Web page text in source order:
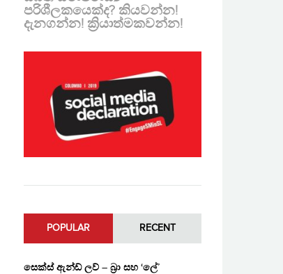
පරිශීලකයෙක්ද? කියවන්න!
දැනගන්න! ක්‍රියාත්මකවන්න!
POPULAR RECENT
සෙක්ස් ඇන්ඩ් ලව් – බ්‍රා සහ ‘ලේ’